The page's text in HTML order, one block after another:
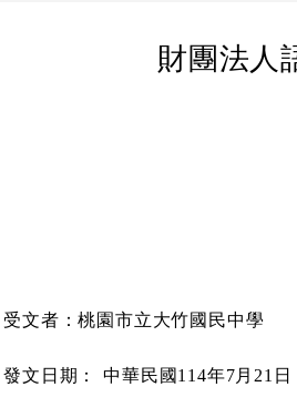
財團法人
受文者：桃園市立大竹國民中學
發文日期：
中華民國114年7月21日